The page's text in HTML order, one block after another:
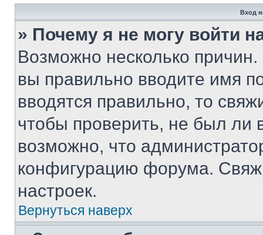
Вход
» Почему я не могу войти
Возможно несколько
вы правильно вводите имя
вводятся правильно, то
чтобы проверить, не был ли
возможно, что
конфигурацию форума.
настроек.
Вернуться наверх